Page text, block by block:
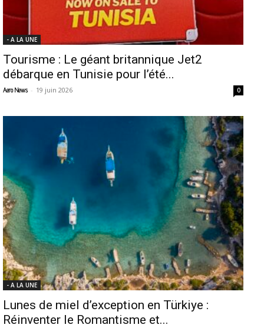
- A LA UNE
Tourisme : Le géant britannique Jet2
débarque en Tunisie pour l’été...
Aero News - 19 juin 2026 0
- A LA UNE
Lunes de miel d’exception en Türkiye :
Réinventer le Romantisme et...